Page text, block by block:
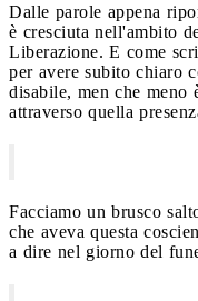
Dalle parole appena
è cresciuta nell'ambito
Liberazione. E come
per avere subito chiaro
disabile, men che meno
attraverso quella
Facciamo un brusco
che aveva questa
a dire nel giorno del